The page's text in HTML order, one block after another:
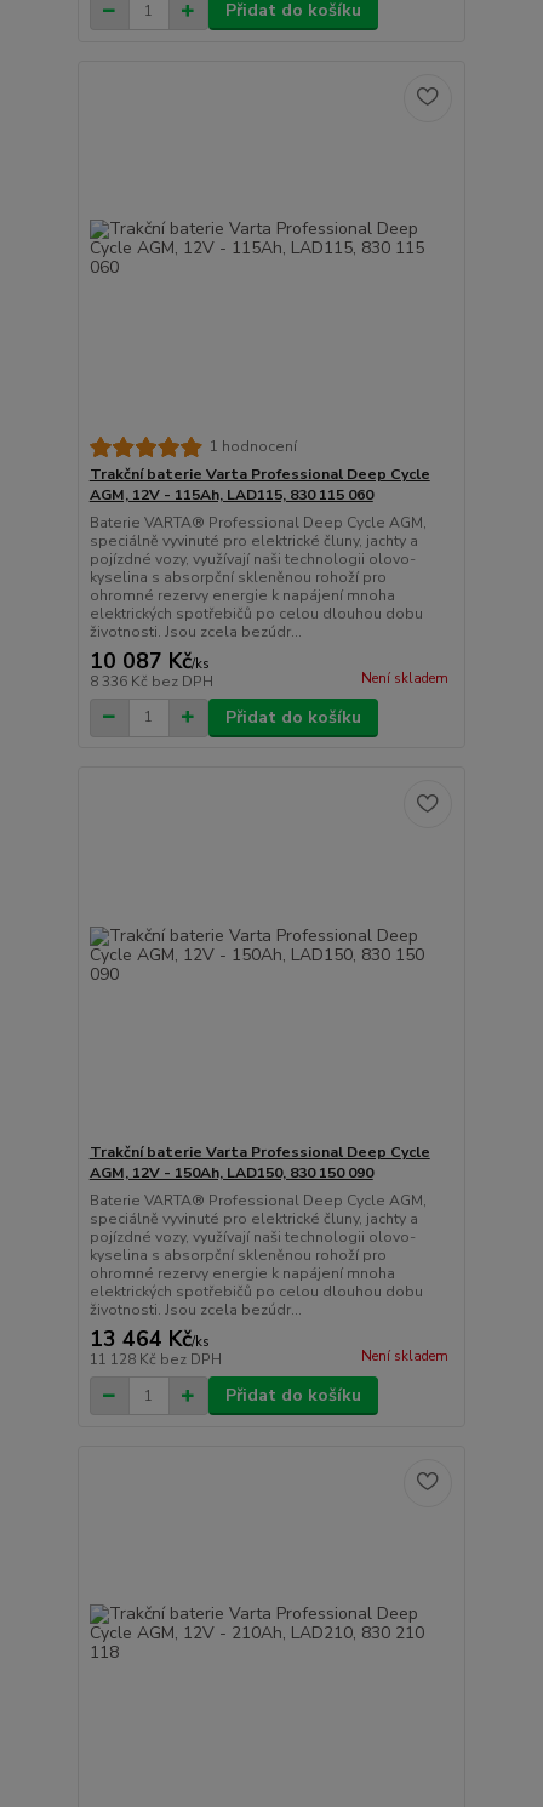
Přidat do košíku
1 hodnocení
Trakční baterie Varta Professional Deep Cycle
AGM, 12V - 115Ah, LAD115, 830 115 060
Baterie VARTA® Professional Deep Cycle AGM,
speciálně vyvinuté pro elektrické čluny, jachty a
pojízdné vozy, využívají naši technologii olovo-
kyselina s absorpční skleněnou rohoží pro
ohromné rezervy energie k napájení mnoha
elektrických spotřebičů po celou dlouhou dobu
životnosti. Jsou zcela bezúdr...
10 087 Kč/ks
8 336 Kč bez DPH Není skladem
Přidat do košíku
Trakční baterie Varta Professional Deep Cycle
AGM, 12V - 150Ah, LAD150, 830 150 090
Baterie VARTA® Professional Deep Cycle AGM,
speciálně vyvinuté pro elektrické čluny, jachty a
pojízdné vozy, využívají naši technologii olovo-
kyselina s absorpční skleněnou rohoží pro
ohromné rezervy energie k napájení mnoha
elektrických spotřebičů po celou dlouhou dobu
životnosti. Jsou zcela bezúdr...
13 464 Kč/ks
11 128 Kč bez DPH Není skladem
Přidat do košíku